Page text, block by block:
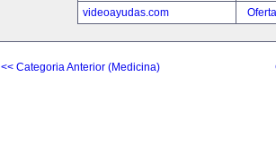
videoayudas.com
<< Categoria Anterior (Medicina)